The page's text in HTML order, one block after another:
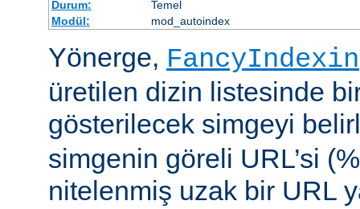
Durum:
Temel
Modül:
mod_autoindex
Yönerge,
üretilen dizin listesinde
gösterilecek simgeyi
simgenin göreli URL’si
nitelenmiş uzak bir URL